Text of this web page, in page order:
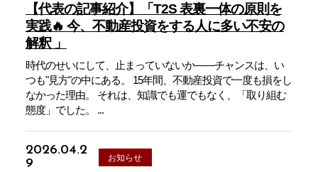
【代表の記事紹介】「T2S 表裏一体の原則を
実践🔥 今、不動産投資をする人に多い不安の
解釈 」
時代のせいにして、止まっていないか——チャンスは、い
つも"見方"の中にある。 15年間、不動産投資で一度も損をし
なかった理由。 それは、知識でも運でもなく、「取り組む
態度」でした。 ...
2026.04.2
9
お知らせ